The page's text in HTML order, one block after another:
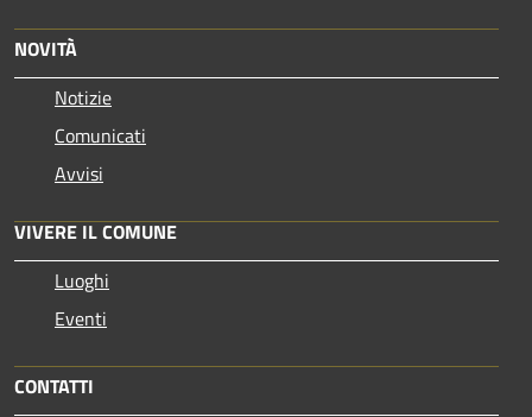
NOVITÀ
Notizie
Comunicati
Avvisi
VIVERE IL COMUNE
Luoghi
Eventi
CONTATTI